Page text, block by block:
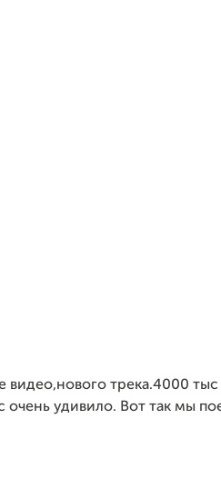
видео,нового трека.4000 тыс
очень удивило. Вот так мы